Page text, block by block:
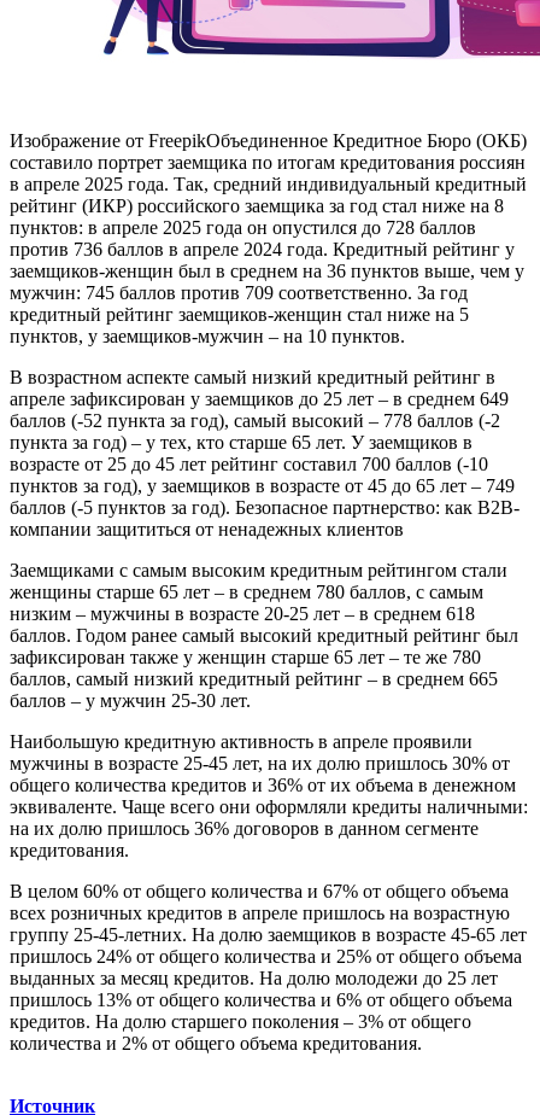
Изображение от FreepikОбъединенное Кредитное Бюро (ОКБ)
составило портрет заемщика по итогам кредитования россиян
в апреле 2025 года. Так, средний индивидуальный кредитный
рейтинг (ИКР) российского заемщика за год стал ниже на 8
пунктов: в апреле 2025 года он опустился до 728 баллов
против 736 баллов в апреле 2024 года. Кредитный рейтинг у
заемщиков-женщин был в среднем на 36 пунктов выше, чем у
мужчин: 745 баллов против 709 соответственно. За год
кредитный рейтинг заемщиков-женщин стал ниже на 5
пунктов, у заемщиков-мужчин – на 10 пунктов.
В возрастном аспекте самый низкий кредитный рейтинг в
апреле зафиксирован у заемщиков до 25 лет – в среднем 649
баллов (-52 пункта за год), самый высокий – 778 баллов (-2
пункта за год) – у тех, кто старше 65 лет. У заемщиков в
возрасте от 25 до 45 лет рейтинг составил 700 баллов (-10
пунктов за год), у заемщиков в возрасте от 45 до 65 лет – 749
баллов (-5 пунктов за год). Безопасное партнерство: как В2В-
компании защититься от ненадежных клиентов
Заемщиками с самым высоким кредитным рейтингом стали
женщины старше 65 лет – в среднем 780 баллов, с самым
низким – мужчины в возрасте 20-25 лет – в среднем 618
баллов. Годом ранее самый высокий кредитный рейтинг был
зафиксирован также у женщин старше 65 лет – те же 780
баллов, самый низкий кредитный рейтинг – в среднем 665
баллов – у мужчин 25-30 лет.
Наибольшую кредитную активность в апреле проявили
мужчины в возрасте 25-45 лет, на их долю пришлось 30% от
общего количества кредитов и 36% от их объема в денежном
эквиваленте. Чаще всего они оформляли кредиты наличными:
на их долю пришлось 36% договоров в данном сегменте
кредитования.
В целом 60% от общего количества и 67% от общего объема
всех розничных кредитов в апреле пришлось на возрастную
группу 25-45-летних. На долю заемщиков в возрасте 45-65 лет
пришлось 24% от общего количества и 25% от общего объема
выданных за месяц кредитов. На долю молодежи до 25 лет
пришлось 13% от общего количества и 6% от общего объема
кредитов. На долю старшего поколения – 3% от общего
количества и 2% от общего объема кредитования.
Источник